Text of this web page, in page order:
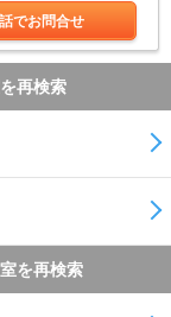
でお問合せ
再検索
を再検索